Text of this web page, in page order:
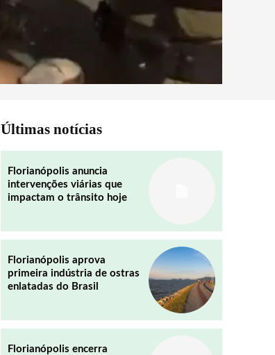
Últimas notícias
Florianópolis anuncia
intervenções viárias que
impactam o trânsito hoje
Florianópolis aprova
primeira indústria de ostras
enlatadas do Brasil
Florianópolis encerra